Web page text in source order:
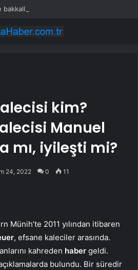
kim?
Manuel
mı, iyileşti mi?
24, 2022 0 11
Münih’te 2011 yılından itibaren
, efsane kaleciler arasında.
kahreden haber geldi.
bulundu. Bir süredir